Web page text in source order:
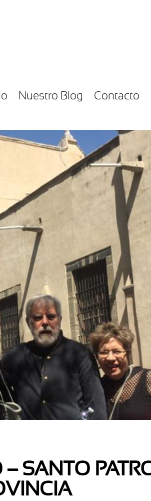
Nuestro Blog Contacto
SANTO